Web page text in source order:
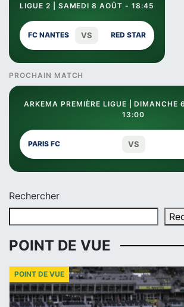
LIGUE 2 | SAMEDI 8 AOÛT - 18:45
FC NANTES VS RED STAR
PROCHAIN MATCH
ARKEMA PREMIÈRE LIGUE | DIMANCHE
13:00
PARIS FC VS
Rechercher
POINT DE VUE
POINT DE VUE